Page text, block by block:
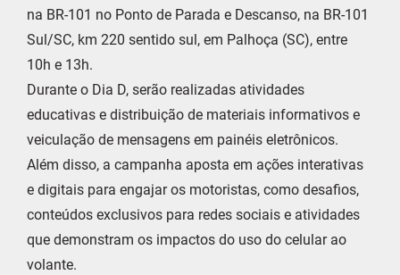
na BR-101 no Ponto de Parada e Descanso, na BR-101
Sul/SC, km 220 sentido sul, em Palhoça (SC), entre
10h e 13h.
Durante o Dia D, serão realizadas atividades
educativas e distribuição de materiais informativos e
veiculação de mensagens em painéis eletrônicos.
Além disso, a campanha aposta em ações interativas
e digitais para engajar os motoristas, como desafios,
conteúdos exclusivos para redes sociais e atividades
que demonstram os impactos do uso do celular ao
volante.